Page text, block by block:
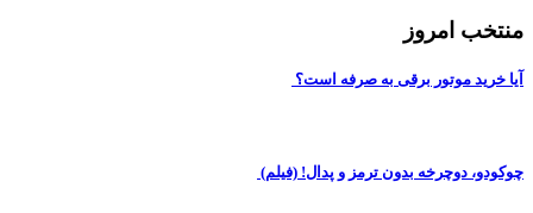
منتخب امروز
آیا خرید موتور برقی به صرفه است؟
چوکودو، دوچرخه بدون ترمز و پدال! (فیلم)